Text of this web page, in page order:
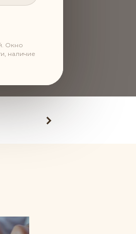
Окно
наличие